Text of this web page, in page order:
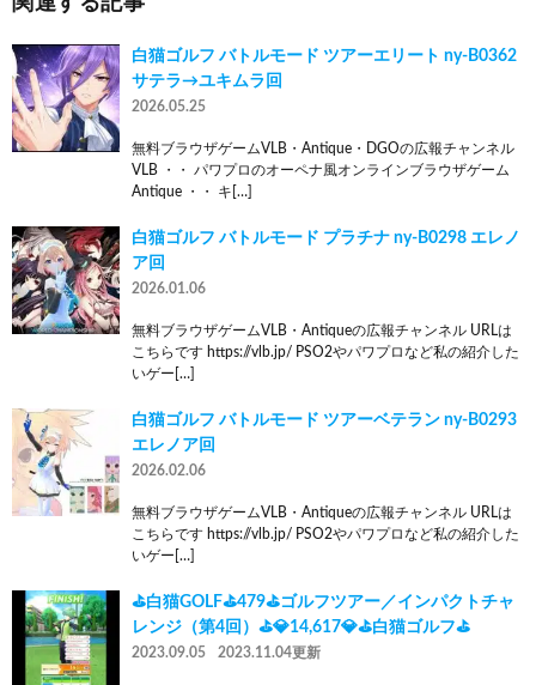
白猫ゴルフ バトルモード ツアーエリート ny-B0362
サテラ→ユキムラ回
2026.05.25
無料ブラウザゲームVLB・Antique・DGOの広報チャンネル
VLB ・・ パワプロのオーペナ風オンラインブラウザゲーム
Antique ・・ キ[…]
白猫ゴルフ バトルモード プラチナ ny-B0298 エレノ
ア回
2026.01.06
無料ブラウザゲームVLB・Antiqueの広報チャンネル URLは
こちらです https://vlb.jp/ PSO2やパワプロなど私の紹介した
いゲー[…]
白猫ゴルフ バトルモード ツアーベテラン ny-B0293
エレノア回
2026.02.06
無料ブラウザゲームVLB・Antiqueの広報チャンネル URLは
こちらです https://vlb.jp/ PSO2やパワプロなど私の紹介した
いゲー[…]
⛳白猫GOLF⛳479⛳ゴルフツアー／インパクトチャ
レンジ（第4回）⛳💎14,617💎⛳白猫ゴルフ⛳
2023.09.05 2023.11.04更新